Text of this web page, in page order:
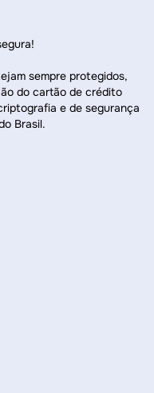
sempre protegidos,
do cartão de crédito
e de segurança
Brasil.